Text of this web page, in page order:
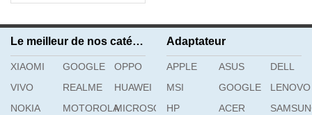
Le meilleur de nos catégories
XIAOMI GOOGLE
OPPO
VIVO
REALME
HUAWEI
NOKIA
MOTOROLAMICROSOFT
Adaptateur
APPLE ASUS
DELL
MSI
GOOGLE
LENOVO
HP
ACER